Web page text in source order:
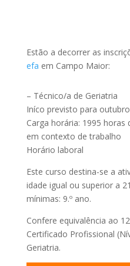
Estão a decorrer as
efa em Campo Maior:
– Técnico/a de Geriatria
Iníco previsto para
Carga horária: 1995
em contexto de trabalho
Horário laboral
Este curso destina-se a
idade igual ou superior a
mínimas: 9.º ano.
Confere equivalência ao
Certificado Profissional
Geriatria.